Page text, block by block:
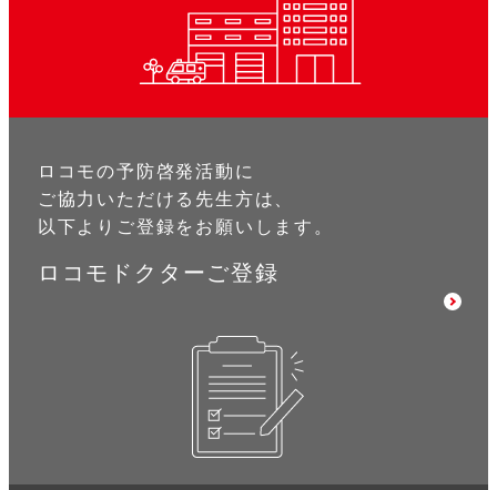
ロコモの予防啓発活動に
ご協力いただける先生方は、
以下よりご登録をお願いします。
ロコモドクターご登録